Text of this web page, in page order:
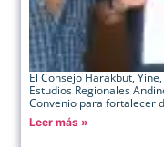
El Consejo Harakbut,
Estudios Regionales
Convenio para fortalecer
Leer más »